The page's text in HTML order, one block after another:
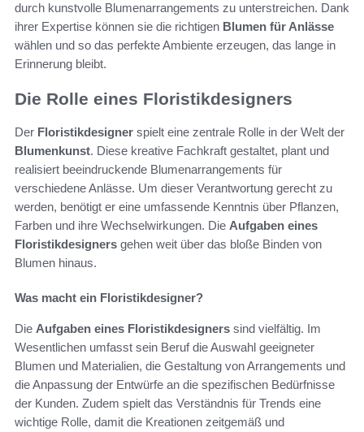
durch kunstvolle Blumenarrangements zu unterstreichen. Dank
ihrer Expertise können sie die richtigen Blumen für Anlässe
wählen und so das perfekte Ambiente erzeugen, das lange in
Erinnerung bleibt.
Die Rolle eines Floristikdesigners
Der Floristikdesigner spielt eine zentrale Rolle in der Welt der
Blumenkunst. Diese kreative Fachkraft gestaltet, plant und
realisiert beeindruckende Blumenarrangements für
verschiedene Anlässe. Um dieser Verantwortung gerecht zu
werden, benötigt er eine umfassende Kenntnis über Pflanzen,
Farben und ihre Wechselwirkungen. Die Aufgaben eines
Floristikdesigners gehen weit über das bloße Binden von
Blumen hinaus.
Was macht ein Floristikdesigner?
Die Aufgaben eines Floristikdesigners sind vielfältig. Im
Wesentlichen umfasst sein Beruf die Auswahl geeigneter
Blumen und Materialien, die Gestaltung von Arrangements und
die Anpassung der Entwürfe an die spezifischen Bedürfnisse
der Kunden. Zudem spielt das Verständnis für Trends eine
wichtige Rolle, damit die Kreationen zeitgemäß und